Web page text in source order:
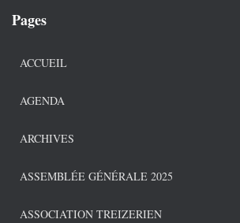
Pages
ACCUEIL
AGENDA
ARCHIVES
ASSEMBLÉE GÉNÉRALE 2025
ASSOCIATION TREIZERIEN